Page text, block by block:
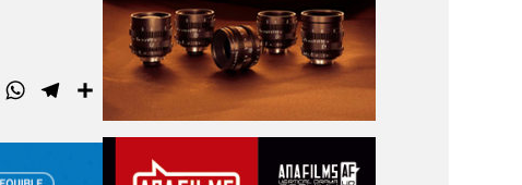
FacebookWhatsAppTelegramCompartir